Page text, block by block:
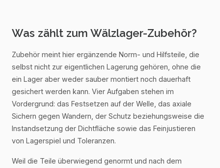
Was zählt zum Wälzlager-Zubehör?
Zubehör meint hier ergänzende Norm- und Hilfsteile, die
selbst nicht zur eigentlichen Lagerung gehören, ohne die
ein Lager aber weder sauber montiert noch dauerhaft
gesichert werden kann. Vier Aufgaben stehen im
Vordergrund: das Festsetzen auf der Welle, das axiale
Sichern gegen Wandern, der Schutz beziehungsweise die
Instandsetzung der Dichtfläche sowie das Feinjustieren
von Lagerspiel und Toleranzen.
Weil die Teile überwiegend genormt und nach dem